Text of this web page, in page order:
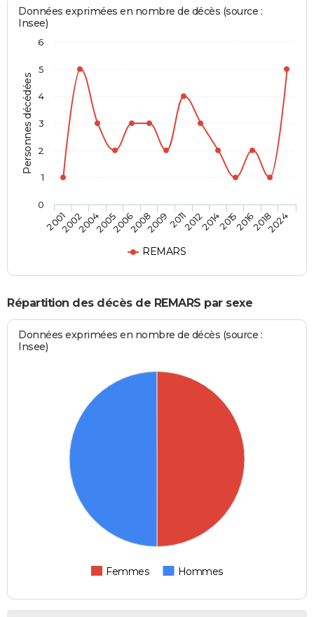
Personnes décédées
Données exprimées en nombre de décès (source :
Insee)
REMARS
20012002200420052006200820092011201220142015201620182024
0
1
2
3
4
5
6
Répartition des décès de REMARS par sexe
Données exprimées en nombre de décès (source :
Insee)
Femmes Hommes